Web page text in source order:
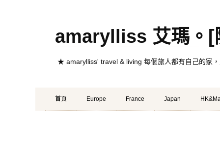
amarylliss 艾瑪。[
★ amarylliss' travel & living 每個旅人都有自己的家，
Primary
Menu
Skip
to
首頁 Europe France Japan